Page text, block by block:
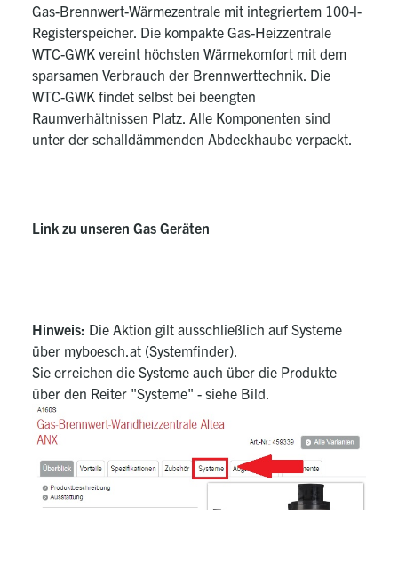
Gas-Brennwert-Wärmezentrale mit integriertem 100-l-
Registerspeicher. Die kompakte Gas-Heizzentrale
WTC-GWK vereint höchsten Wärmekomfort mit dem
sparsamen Verbrauch der Brennwerttechnik. Die
WTC-GWK findet selbst bei beengten
Raumverhältnissen Platz. Alle Komponenten sind
unter der schalldämmenden Abdeckhaube verpackt.
Link zu unseren Gas Geräten
Hinweis: Die Aktion gilt ausschließlich auf Systeme
über myboesch.at (Systemfinder).
Sie erreichen die Systeme auch über die Produkte
über den Reiter "Systeme" - siehe Bild.